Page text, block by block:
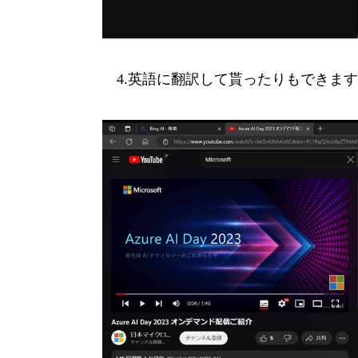
4.英語に翻訳して貰ったりもできま